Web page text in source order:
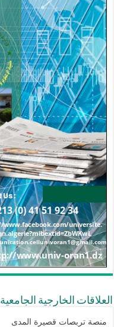
العلاقات الخارجية الجامعية
منصة تربصات قصيرة المدى